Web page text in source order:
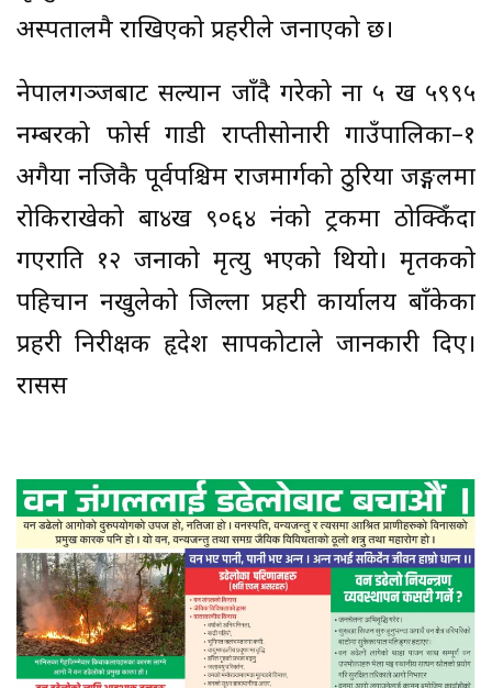
अस्पतालमै राखिएको प्रहरीले जनाएको छ।
नेपालगञ्जबाट सल्यान जाँदै गरेको ना ५ ख ५९९५
नम्बरको फोर्स गाडी राप्तीसोनारी गाउँपालिका–१
अगैया नजिकै पूर्वपश्चिम राजमार्गको ठुरिया जङ्गलमा
रोकिराखेको बा४ख ९०६४ नंको ट्रकमा ठोक्किँदा
गएराति १२ जनाको मृत्यु भएको थियो। मृतकको
पहिचान नखुलेको जिल्ला प्रहरी कार्यालय बाँकेका
प्रहरी निरीक्षक हृदेश सापकोटाले जानकारी दिए।
रासस